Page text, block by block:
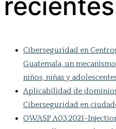
recientes
Ciberseguridad en
Guatemala, un
niños, niñas y
Aplicabilidad de
Ciberseguridad en
OWASP A03:2021-